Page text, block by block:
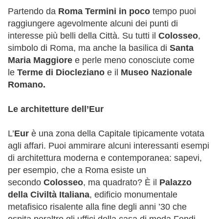
Partendo da Roma Termini in poco tempo puoi
raggiungere agevolmente alcuni dei punti di
interesse più belli della Città. Su tutti il Colosseo,
simbolo di Roma, ma anche la basilica di Santa
Maria Maggiore e perle meno conosciute come
le Terme di Diocleziano e il Museo Nazionale
Romano.
Le architetture dell’Eur
L’Eur è una zona della Capitale tipicamente votata
agli affari. Puoi ammirare alcuni interessanti esempi
di architettura moderna e contemporanea: sapevi,
per esempio, che a Roma esiste un
secondo Colosseo, ma quadrato? È il Palazzo
della Civiltà Italiana, edificio monumentale
metafisico risalente alla fine degli anni ’30 che